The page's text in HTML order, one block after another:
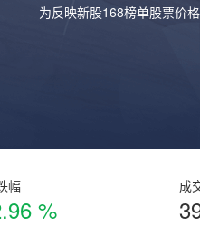
为反映新股168榜单股票价
幅
%
成